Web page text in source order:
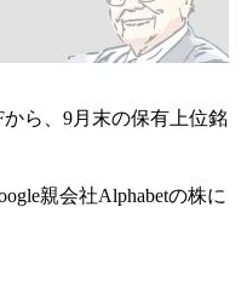
ら、9月末の保有上位銘
親会社Alphabetの株に